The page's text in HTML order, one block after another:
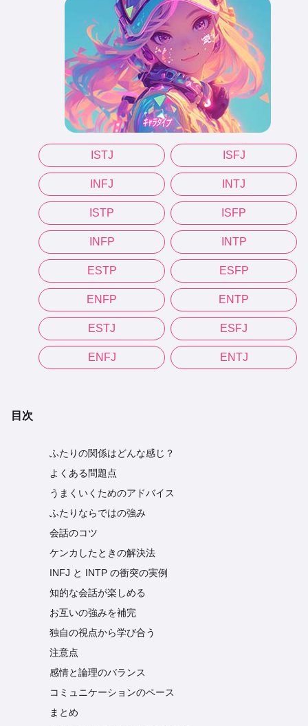
ISTJ ISFJ
INFJ INTJ
ISTP ISFP
INFP INTP
ESTP ESFP
ENFP ENTP
ESTJ ESFJ
ENFJ ENTJ
目次
ふたりの関係はどんな感じ？
よくある問題点
うまくいくためのアドバイス
ふたりならではの強み
会話のコツ
ケンカしたときの解決法
INFJ と INTP の衝突の実例
知的な会話が楽しめる
お互いの強みを補完
独自の視点から学び合う
注意点
感情と論理のバランス
コミュニケーションのペース
まとめ